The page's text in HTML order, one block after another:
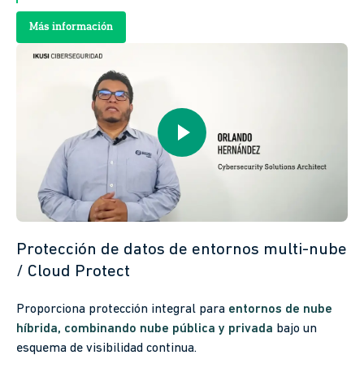
Más información
Protección de datos de entornos multi-nube
/ Cloud Protect
Proporciona protección integral para entornos de nube
híbrida, combinando nube pública y privada bajo un
esquema de visibilidad continua.